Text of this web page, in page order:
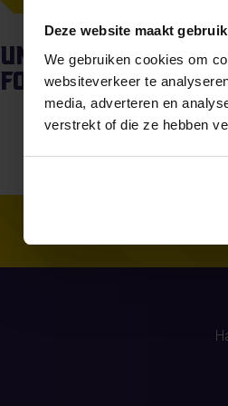
Deze website maakt
We gebruiken cookies om
websiteverkeer te
media, adverteren en
verstrekt of die ze hebben
Unfortunately,
found.